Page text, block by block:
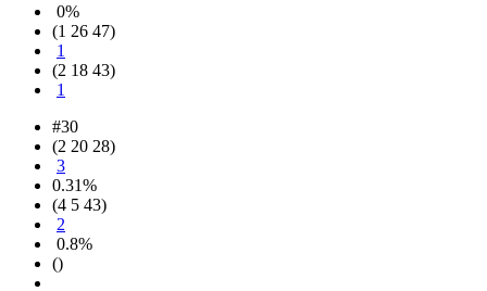
0%
(1 26 47)
1
(2 18 43)
1
#30
(2 20 28)
3
0.31%
(4 5 43)
2
0.8%
()